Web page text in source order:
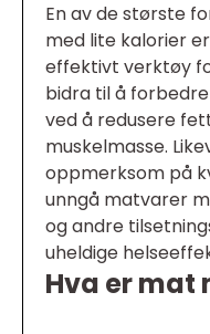
En av de største
med lite kalorier
effektivt verktøy
bidra til å
ved å redusere
muskelmasse.
oppmerksom på
unngå matvarer
og andre
uheldige
Hva er mat